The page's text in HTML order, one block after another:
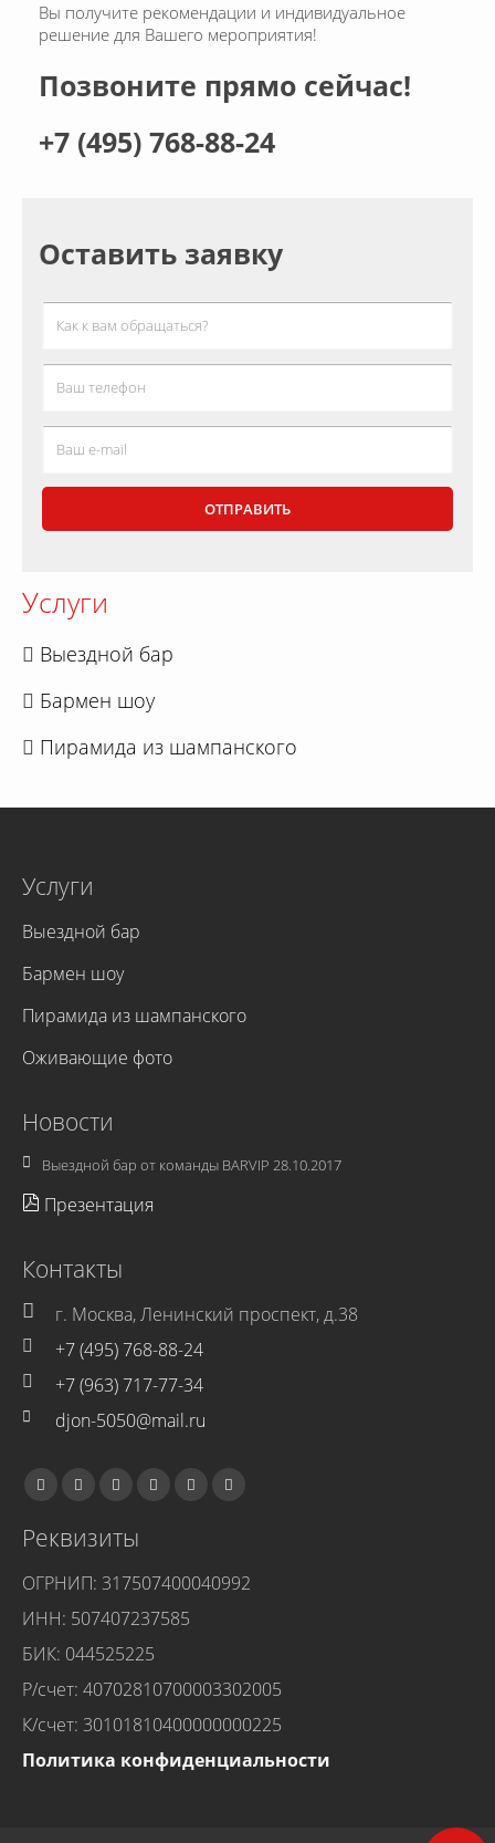
Вы получите рекомендации и индивидуальное
решение для Вашего мероприятия!
Позвоните прямо сейчас!
+7 (495) 768-88-24
Оставить заявку
Услуги
Выездной бар
Бармен шоу
Пирамида из шампанского
Услуги
Выездной бар
Бармен шоу
Пирамида из шампанского
Оживающие фото
Новости
Выездной бар от команды BARVIP 28.10.2017
Презентация
Контакты
г. Москва, Ленинский проспект, д.38
+7 (495) 768-88-24
+7 (963) 717-77-34
djon-5050@mail.ru
Реквизиты
ОГРНИП: 317507400040992
ИНН: 507407237585
БИК: 044525225
Р/счет: 40702810700003302005
К/счет: 30101810400000000225
Политика конфиденциальности